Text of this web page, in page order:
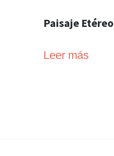
Paisaje Etéreo
Leer más